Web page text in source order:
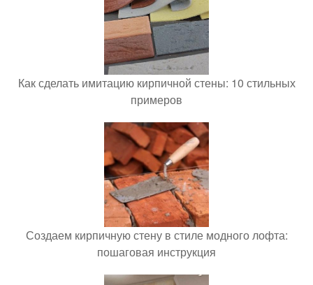
Как сделать имитацию кирпичной стены: 10 стильных
примеров
Создаем кирпичную стену в стиле модного лофта:
пошаговая инструкция